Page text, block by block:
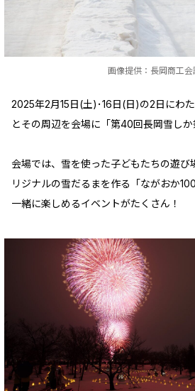
画像提供：長岡商工会
2025年2月15日(土)･16日(日)の2日にわ
とその周辺を会場に「第40回長岡雪しか
会場では、雪を使った子どもたちの遊び
リジナルの雪だるまを作る「ながおか
一緒に楽しめるイベントがたくさん！